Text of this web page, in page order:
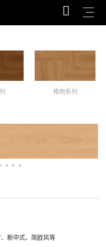
格物系列
新中式、简欧风等